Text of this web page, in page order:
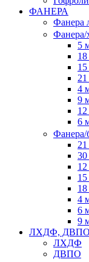
ФАНЕРА
Фанера
Фанера/
5
4
9
6
Фанера/
4
6
9
ЛХДФ, ДВПО
ЛХДФ
ДВПО